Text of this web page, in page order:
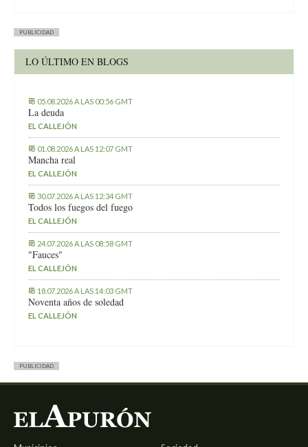
PUBLICIDAD
LO ÚLTIMO EN BLOGS
05.08.2026 A LAS 00:56 GMT
La deuda
EL CALLEJÓN
01.08.2026 A LAS 12:07 GMT
Mancha real
EL CALLEJÓN
30.07.2026 A LAS 12:34 GMT
Todos los fuegos del fuego
EL CALLEJÓN
24.07.2026 A LAS 08:58 GMT
"Fauces"
EL CALLEJÓN
18.07.2026 A LAS 14:03 GMT
Noventa años de soledad
EL CALLEJÓN
PUBLICIDAD